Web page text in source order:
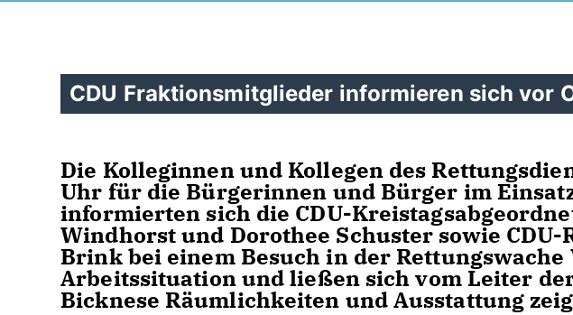
CDU Fraktionsmitglieder informieren sich vor
Die Kolleginnen und Kollegen des
Uhr für die Bürgerinnen und Bürger im
informierten sich die CDU-
Windhorst und Dorothee Schuster sowie
Brink bei einem Besuch in der
Arbeitssituation und ließen sich vom Leiter
Bicknese Räumlichkeiten und Ausstattung